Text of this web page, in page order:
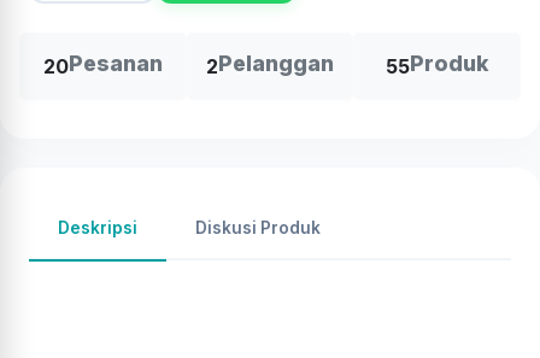
20Pesanan 2Pelanggan 55Produk
Deskripsi Diskusi Produk